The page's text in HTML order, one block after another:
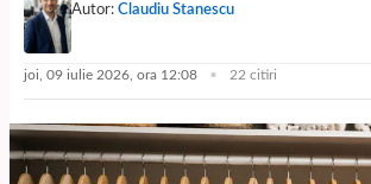
Autor: Claudiu Stanescu
joi, 09 iulie 2026, ora 12:08 22 citiri